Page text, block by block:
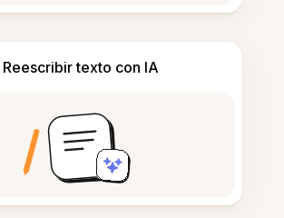
Reescribir texto con IA